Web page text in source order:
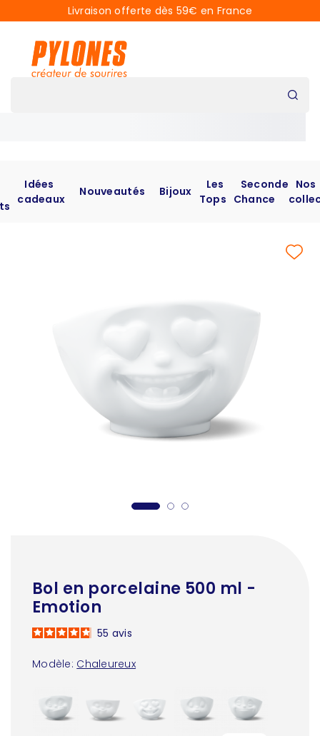
Livraison offerte dès 59€ en France
Idées
cadeaux
Nouveautés Bijoux
Les
Tops
Seconde
Chance
Nos
Bol en porcelaine 500 ml -
Emotion
Modèle: Chaleureux
55 avis